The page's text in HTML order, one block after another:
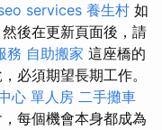
services 養生村 如
後在更新頁面後，請
務 自助搬家 這座橋的
必須期望長期工作。
心 單人房 二手攤車
每個機會本身都成為